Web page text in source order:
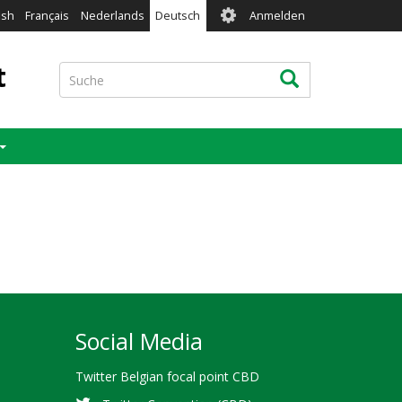
Français Nederlands Deutsch User
account
menu
Anmelden
Suche Suche
Social Media
Twitter Belgian focal point CBD